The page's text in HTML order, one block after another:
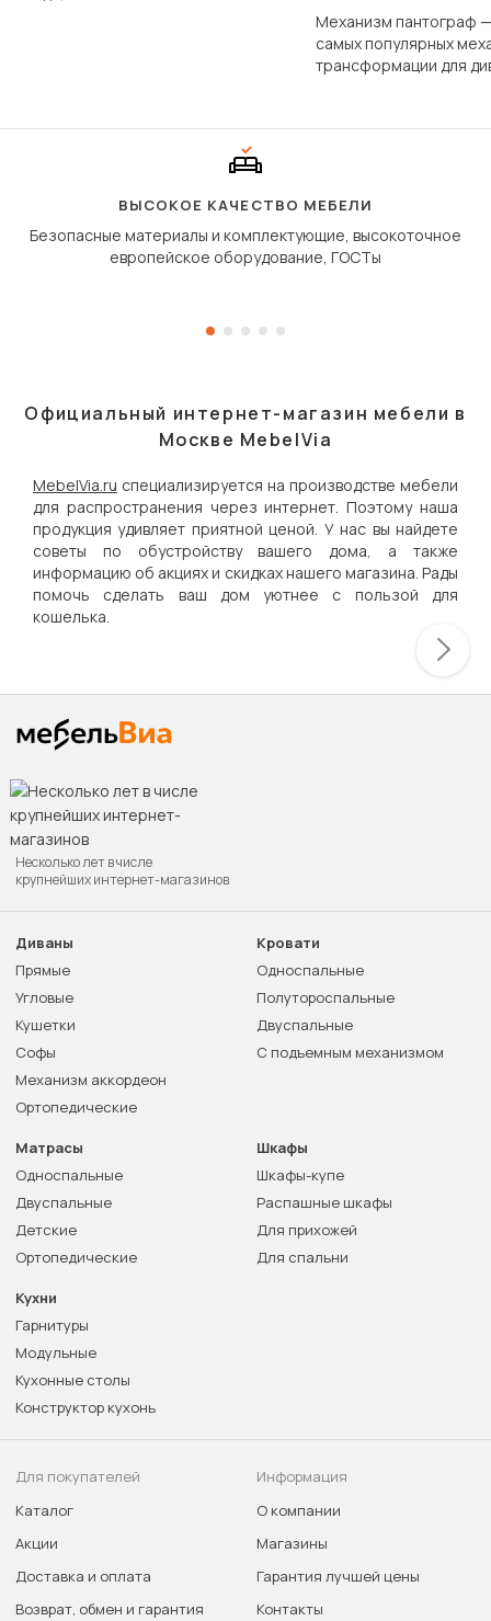
Механизм пантограф
самых популярных
трансформации для
сиденье не
дугообразной
ВЫСОКОЕ КАЧЕСТВО МЕБЕЛИ
Безопасные материалы и комплектующие, высокоточное
европейское оборудование, ГОСТы
Официальный интернет-магазин мебели в
Москве MebelVia
MebelVia.ru специализируется на производстве мебели
для распространения через интернет. Поэтому наша
продукция удивляет приятной ценой. У нас вы найдете
советы по обустройству вашего дома, а также
информацию об акциях и скидках нашего магазина. Рады
помочь сделать ваш дом уютнее с пользой для
кошелька.
Несколько лет в числе
крупнейших интернет-магазинов
Диваны
Прямые
Угловые
Кушетки
Софы
Механизм аккордеон
Ортопедические
Кровати
Односпальные
Полутороспальные
Двуспальные
С подъемным механизмом
Матрасы
Односпальные
Двуспальные
Детские
Ортопедические
Шкафы
Шкафы-купе
Распашные шкафы
Для прихожей
Для спальни
Кухни
Гарнитуры
Модульные
Кухонные столы
Конструктор кухонь
Для покупателей
Каталог
Акции
Доставка и оплата
Возврат, обмен и гарантия
Информация
О компании
Магазины
Гарантия лучшей цены
Контакты